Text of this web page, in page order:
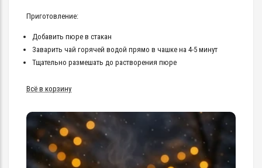
Приготовление:
Добавить пюре в стакан
Заварить чай горячей водой прямо в чашке на 4-5 минут
Тщательно размешать до растворения пюре
Всё в корзину